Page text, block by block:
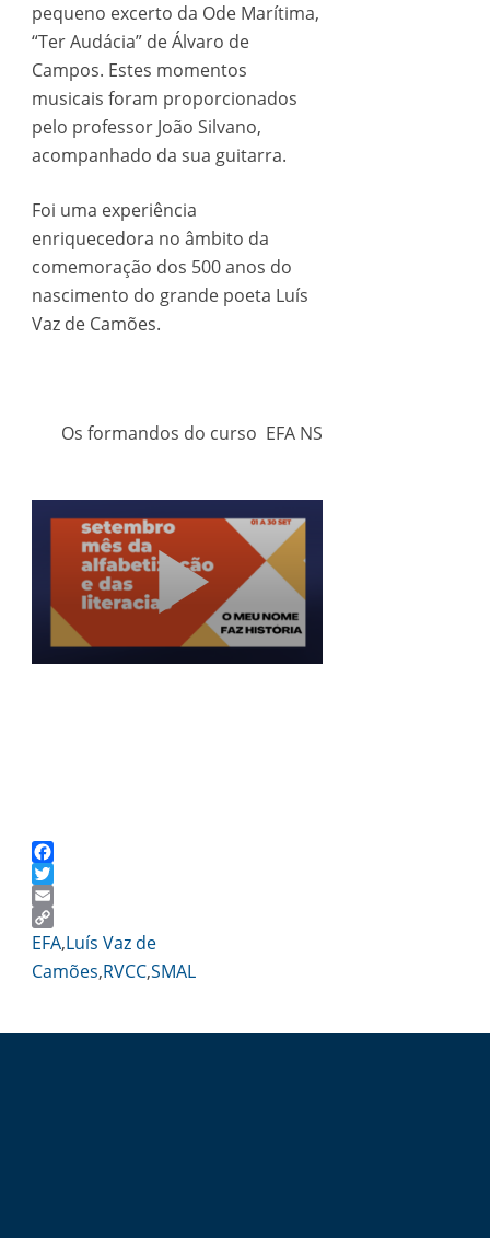
pequeno excerto da Ode Marítima,
“Ter Audácia” de Álvaro de
Campos. Estes momentos
musicais foram proporcionados
pelo professor João Silvano,
acompanhado da sua guitarra.
Foi uma experiência
enriquecedora no âmbito da
comemoração dos 500 anos do
nascimento do grande poeta Luís
Vaz de Camões.
Os formandos do curso EFA NS
Facebook
Twitter
Email
Copy
Link
EFA,Luís Vaz de
Camões,RVCC,SMAL